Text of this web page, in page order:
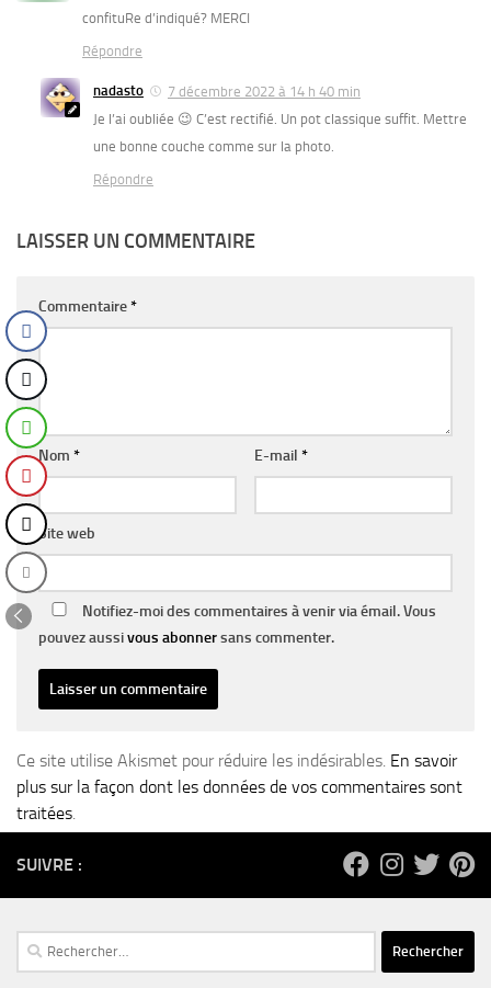
confituRe d’indiqué? MERCI
Répondre
nadasto
7 décembre 2022 à 14 h 40 min
Je l’ai oubliée 😉 C’est rectifié. Un pot classique suffit. Mettre
une bonne couche comme sur la photo.
Répondre
LAISSER UN COMMENTAIRE
Commentaire*
Nom * E-mail *
Site web
Notifiez-moi des commentaires à venir via émail. Vous
pouvez aussivous abonnersans commenter.
Ce site utilise Akismet pour réduire les indésirables. En savoir
plus sur la façon dont les données de vos commentaires sont
traitées
SUIVRE :
Rechercher :